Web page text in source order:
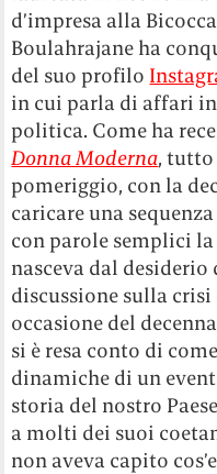
d’impresa alla
Boulahrajane ha
del suo profilo
in cui parla di affari
politica. Come ha
Donna Moderna, tutto
pomeriggio, con la
caricare una
con parole semplici la
nasceva dal
discussione sulla
occasione del
si è resa conto di
dinamiche di un
storia del nostro
a molti dei suoi
non aveva capito